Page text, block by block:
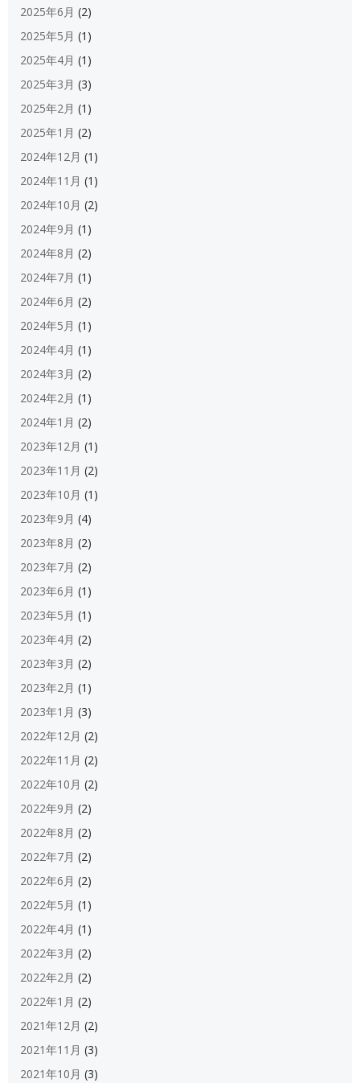
2025年6月 (2)
2025年5月 (1)
2025年4月 (1)
2025年3月 (3)
2025年2月 (1)
2025年1月 (2)
2024年12月 (1)
2024年11月 (1)
2024年10月 (2)
2024年9月 (1)
2024年8月 (2)
2024年7月 (1)
2024年6月 (2)
2024年5月 (1)
2024年4月 (1)
2024年3月 (2)
2024年2月 (1)
2024年1月 (2)
2023年12月 (1)
2023年11月 (2)
2023年10月 (1)
2023年9月 (4)
2023年8月 (2)
2023年7月 (2)
2023年6月 (1)
2023年5月 (1)
2023年4月 (2)
2023年3月 (2)
2023年2月 (1)
2023年1月 (3)
2022年12月 (2)
2022年11月 (2)
2022年10月 (2)
2022年9月 (2)
2022年8月 (2)
2022年7月 (2)
2022年6月 (2)
2022年5月 (1)
2022年4月 (1)
2022年3月 (2)
2022年2月 (2)
2022年1月 (2)
2021年12月 (2)
2021年11月 (3)
2021年10月 (3)